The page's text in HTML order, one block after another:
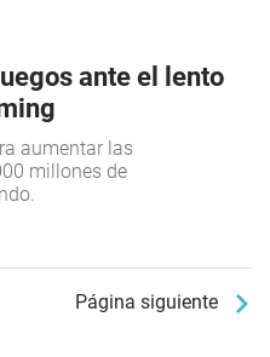
ante el lento
aumentar las
millones de
Página siguiente